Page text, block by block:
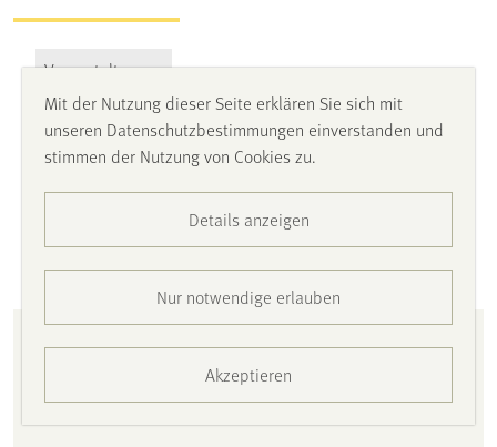
Veranstaltungen
Jahresausstellung 2025
„überZeichnung“
(Sekretarin der Klasse der Künste) und Andreas Schmitten
(Künstler und stellvertretender Sektretar der Klasse der
Mit der Nutzung dieser Seite erklären Sie sich mit
unseren Datenschutzbestimmungen einverstanden und
stimmen der Nutzung von Cookies zu.
Details anzeigen
Nur notwendige erlauben
Akzeptieren